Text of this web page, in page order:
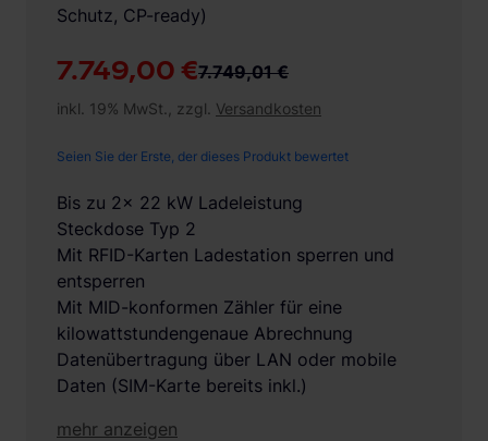
7.749,00 €7.749,01 €
inkl. 19% MwSt., zzgl. Versandkosten
Seien Sie der Erste, der dieses Produkt bewertet
Bis zu 2x 22 kW Ladeleistung
Steckdose Typ 2
Mit RFID-Karten Ladestation sperren und
entsperren
Mit MID-konformen Zähler für eine
kilowattstundengenaue Abrechnung
Datenübertragung über LAN oder mobile
Daten (SIM-Karte bereits inkl.)
mehr anzeigen
Schutz, CP-ready)